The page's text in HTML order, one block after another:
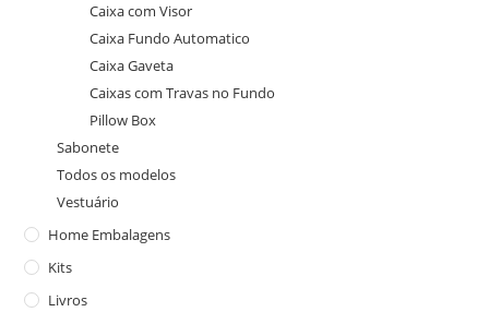
Caixa com Visor
Caixa Fundo Automatico
Caixa Gaveta
Caixas com Travas no Fundo
Pillow Box
Sabonete
Todos os modelos
Vestuário
Home Embalagens
Kits
Livros